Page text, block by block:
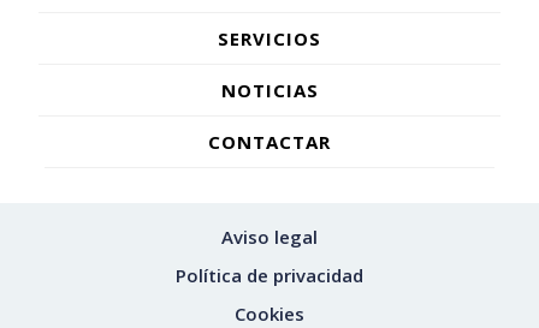
SERVICIOS
NOTICIAS
CONTACTAR
Aviso legal
Política de privacidad
Cookies